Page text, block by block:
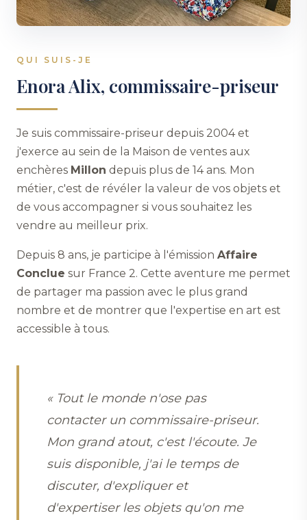
QUI SUIS-JE
Enora Alix, commissaire-priseur
Je suis commissaire-priseur depuis 2004 et
j'exerce au sein de la Maison de ventes aux
enchères Millon depuis plus de 14 ans. Mon
métier, c'est de révéler la valeur de vos objets et
de vous accompagner si vous souhaitez les
vendre au meilleur prix.
Depuis 8 ans, je participe à l'émission Affaire
Conclue sur France 2. Cette aventure me permet
de partager ma passion avec le plus grand
nombre et de montrer que l'expertise en art est
accessible à tous.
« Tout le monde n'ose pas
contacter un commissaire-priseur.
Mon grand atout, c'est l'écoute. Je
suis disponible, j'ai le temps de
discuter, d'expliquer et
d'expertiser les objets qu'on me